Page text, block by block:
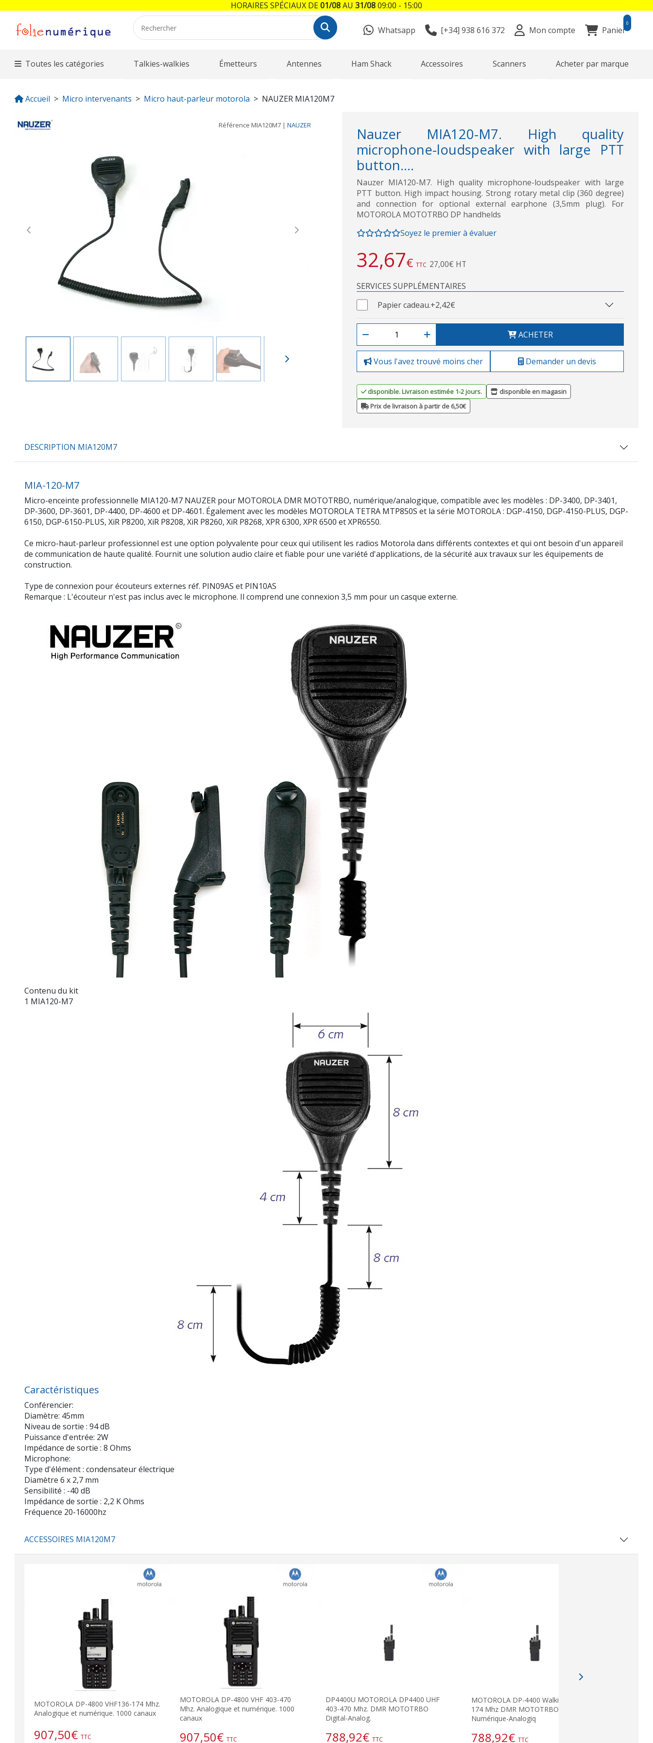
Whatsapp [+34] 938 616 372 Mon compte Panier
0
Toutes les catégories Talkies-walkies Émetteurs Antennes Ham Shack Accessoires Scanners Acheter par marque
Accueil Micro intervenants Micro haut-parleur motorola NAUZER MIA120M7
Référence MIA120M7 | NAUZER
Previous Next
Nauzer MIA120-M7. High quality
microphone-loudspeaker with large PTT
button....
Nauzer MIA120-M7. High quality microphone-loudspeaker with large
PTT button. High impact housing. Strong rotary metal clip (360 degree)
and connection for optional external earphone (3,5mm plug). For
MOTOROLA MOTOTRBO DP handhelds
Soyez le premier à évaluer
32,67€ TTC 27,00€ HT
SERVICES SUPPLÉMENTAIRES
Papier cadeau.+2,42€
ACHETER
Vous l'avez trouvé moins cher Demander un devis
disponible. Livraison estimée 1-2 jours.
disponible en magasin
Prix de livraison à partir de 6,50€
DESCRIPTION MIA120M7
MIA-120-M7
Micro-enceinte professionnelle MIA120-M7 NAUZER pour MOTOROLA DMR MOTOTRBO, numérique/analogique, compatible avec les modèles : DP-3400, DP-3401,
DP-3600, DP-3601, DP-4400, DP-4600 et DP-4601. Également avec les modèles MOTOROLA TETRA MTP850S et la série MOTOROLA : DGP-4150, DGP-4150-PLUS, DGP-
6150, DGP-6150-PLUS, XiR P8200, XiR P8208, XiR P8260, XiR P8268, XPR 6300, XPR 6500 et XPR6550.
Ce micro-haut-parleur professionnel est une option polyvalente pour ceux qui utilisent les radios Motorola dans différents contextes et qui ont besoin d'un appareil
de communication de haute qualité. Fournit une solution audio claire et fiable pour une variété d'applications, de la sécurité aux travaux sur les équipements de
construction.
Type de connexion pour écouteurs externes réf. PIN09AS et PIN10AS
Remarque : L'écouteur n'est pas inclus avec le microphone. Il comprend une connexion 3,5 mm pour un casque externe.
Contenu du kit
1 MIA120-M7
Caractéristiques
Conférencier:
Diamètre: 45mm
Niveau de sortie : 94 dB
Puissance d'entrée: 2W
Impédance de sortie : 8 Ohms
Microphone:
Type d'élément : condensateur électrique
Diamètre 6 x 2,7 mm
Sensibilité : -40 dB
Impédance de sortie : 2,2 K Ohms
Fréquence 20-16000hz
ACCESSOIRES MIA120M7
MOTOROLA DP-4800 VHF136-174 Mhz.
Analogique et numérique. 1000 canaux
907,50€ TTC
MOTOROLA DP-4800 VHF 403-470
Mhz. Analogique et numérique. 1000
canaux
907,50€ TTC
DP4400U MOTOROLA DP4400 UHF
403-470 Mhz. DMR MOTOTRBO
Digital-Analog.
788,92€ TTC
MOTOROLA DP-4400 Walkie VHF136-
174 Mhz DMR MOTOTRBO
Numérique-Analogiq
788,92€ TTC
HORAIRES SPÉCIAUX DE01/08AU 31/0809:00 - 15:00